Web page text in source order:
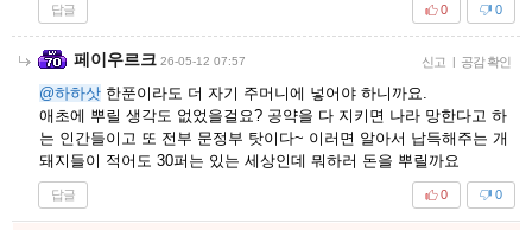
답글 0
0
페이우르크 26-05-12 07:57 신고 | 공감 확인
@하하삿 한푼이라도 더 자기 주머니에 넣어야 하니까요.
애초에 뿌릴 생각도 없었을걸요? 공약을 다 지키면 나라 망한다고 하
는 인간들이고 또 전부 문정부 탓이다~ 이러면 알아서 납득해주는 개
돼지들이 적어도 30퍼는 있는 세상인데 뭐하러 돈을 뿌릴까요
답글 0
0